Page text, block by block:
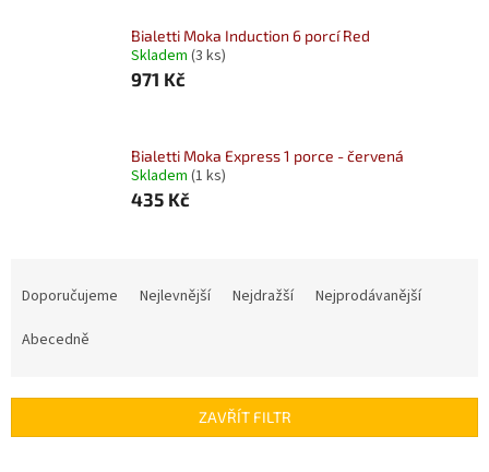
Bialetti Moka Induction 6 porcí Red
Skladem (3 ks)
971 Kč
Bialetti Moka Express 1 porce - červená
Skladem (1 ks)
435 Kč
r
Doporučujeme Nejlevnější Nejdražší
Nejprodávanější
Abecedně
ZAVŘÍT FILTR